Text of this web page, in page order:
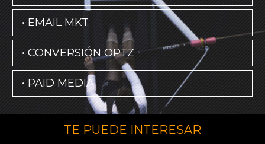
• EMAIL MKT
• CONVERSIÓN OPTZ
• PAID MEDIA
TE PUEDE INTERESAR